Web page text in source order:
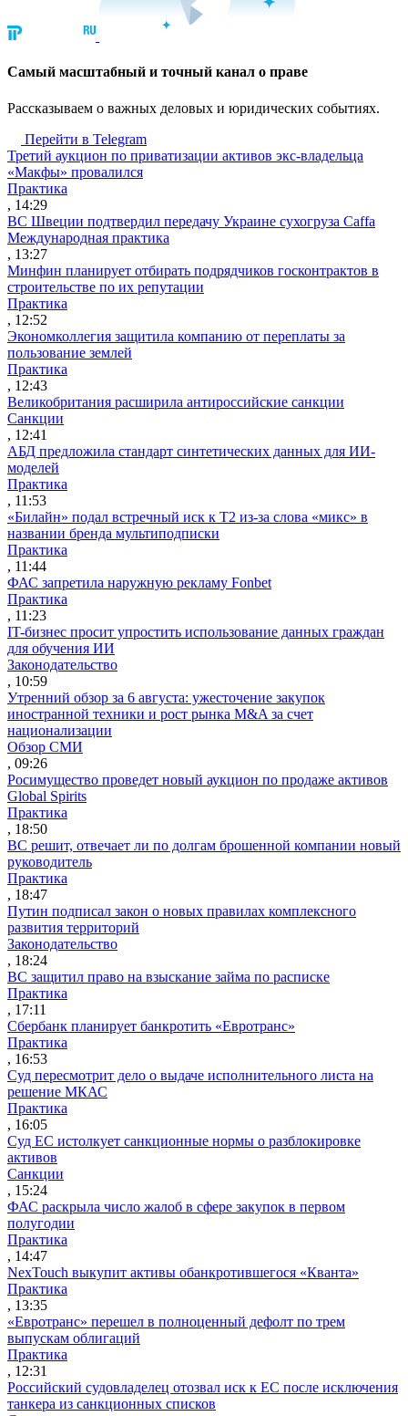
Cамый масштабный и точный канал о праве
Рассказываем о важных деловых и юридических событиях.
Перейти в Telegram
Третий аукцион по приватизации активов экс-владельца
«Макфы» провалился
Практика
, 14:29
ВС Швеции подтвердил передачу Украине сухогруза Caffa
Международная практика
, 13:27
Минфин планирует отбирать подрядчиков госконтрактов в
строительстве по их репутации
Практика
, 12:52
Экономколлегия защитила компанию от переплаты за
пользование землей
Практика
, 12:43
Великобритания расширила антироссийские санкции
Санкции
, 12:41
АБД предложила стандарт синтетических данных для ИИ-
моделей
Практика
, 11:53
«Билайн» подал встречный иск к Т2 из-за слова «микс» в
названии бренда мультиподписки
Практика
, 11:44
ФАС запретила наружную рекламу Fonbet
Практика
, 11:23
IT-бизнес просит упростить использование данных граждан
для обучения ИИ
Законодательство
, 10:59
Утренний обзор за 6 августа: ужесточение закупок
иностранной техники и рост рынка M&A за счет
национализации
Обзор СМИ
, 09:26
Росимущество проведет новый аукцион по продаже активов
Global Spirits
Практика
, 18:50
ВС решит, отвечает ли по долгам брошенной компании новый
руководитель
Практика
, 18:47
Путин подписал закон о новых правилах комплексного
развития территорий
Законодательство
, 18:24
ВС защитил право на взыскание займа по расписке
Практика
, 17:11
Сбербанк планирует банкротить «Евротранс»
Практика
, 16:53
Суд пересмотрит дело о выдаче исполнительного листа на
решение МКАС
Практика
, 16:05
Суд ЕС истолкует санкционные нормы о разблокировке
активов
Санкции
, 15:24
ФАС раскрыла число жалоб в сфере закупок в первом
полугодии
Практика
, 14:47
NexTouch выкупит активы обанкротившегося «Кванта»
Практика
, 13:35
«Евротранс» перешел в полноценный дефолт по трем
выпускам облигаций
Практика
, 12:31
Российский судовладелец отозвал иск к ЕС после исключения
танкера из санкционных списков